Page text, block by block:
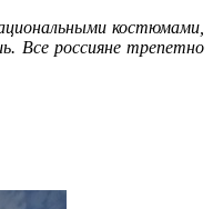
костюмами,
Все россияне трепетно